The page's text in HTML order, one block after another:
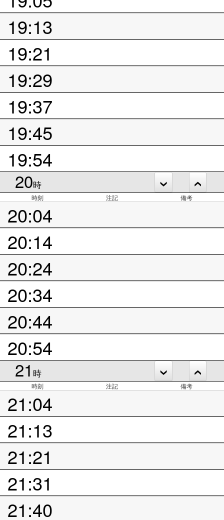
19:13
19:21
19:29
19:37
19:45
19:54
20時
時刻 注記 備考
20:04
20:14
20:24
20:34
20:44
20:54
21 時
時刻 注記 備考
21:04
21:13
21:21
21:31
21:40